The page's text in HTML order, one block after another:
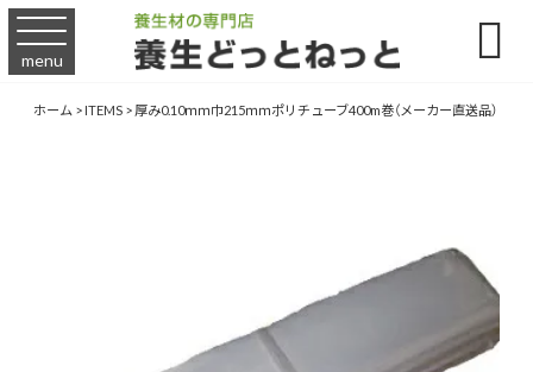
menu 
ホーム>ITEMS>厚み0.10ｍｍ巾215ｍｍポリチューブ400m巻（メーカー直送品）